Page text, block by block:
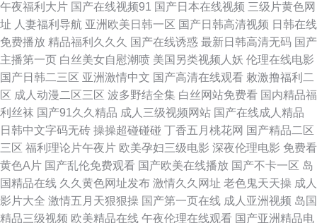
超碰人人 久久一区 91蜜桃臂 一区二区黄色电影 九一综合 91豆花网页短视频
亚洲国产在线观看 精品兔费产品绘合 91调教丝袜视频 亚洲色图第五页 久草
福利 91九色老阿姨曝料网 伊人精品久久狼人婷婷 久草新免费 91极品无码 伊
人久久综合影院 狼友基地AV 91亚洲综合影院 AV三区二区一区六区 欧美成
人在级影院 99中文丝袜人妻无码 超碰人人曰 欧美不卡啪啪 www操碰 国产
肏b视频 欧美日韩成看 草莓视频国产 黑料星空导航 欧美性交之 不卡在线A
午夜福利大片 国产在线视频91 国产日本在线视频 三级片黄色网
址 人妻福利导航 亚洲欧美日韩一区 国产日韩高清视频 日韩在线
免费播放 精品福利久久久 国产在线诱惑 最新日韩高清无码 国产
主播第一页 白丝美女自慰潮喷 美国另类视频人妖 伦理在线电影
国产日韩二三区 亚洲激情中文 国产高清在线观看 敕激撸福利二
区 成人动漫二区三区 波多野结全集 白丝网站免费看 国内精品福
利丝袜 国产91久久精品 成人三级视频网站 国产在线成人精品
日韩中文字码无砖 操操超碰碰碰 丁香五月桃花网 国产精品二区
三区 福利理论片午夜片 欧美孕妇三级电影 深夜伦理电影 免费看
黄色A片 国产乱伦免费观看 国产欧美在线播放 国产不卡一区 岛
国精品在线 久久黄色网址发布 激情久久网址 老色鬼天天操 成人
影片大全 激情五月天狠狠操 国产第一页在线 成人亚洲视频 岛国
精品三级视频 欧美精品在线 午夜伦理在线观看 国产亚洲精品电